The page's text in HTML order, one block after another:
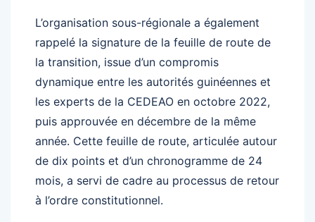
L’organisation sous-régionale a également
rappelé la signature de la feuille de route de
la transition, issue d’un compromis
dynamique entre les autorités guinéennes et
les experts de la CEDEAO en octobre 2022,
puis approuvée en décembre de la même
année. Cette feuille de route, articulée autour
de dix points et d’un chronogramme de 24
mois, a servi de cadre au processus de retour
à l’ordre constitutionnel.